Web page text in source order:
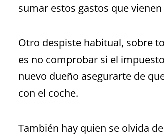
sumar estos gastos que vienen
Otro despiste habitual, sobre
es no comprobar si el
nuevo dueño asegurarte de
con el coche.
También hay quien se olvida